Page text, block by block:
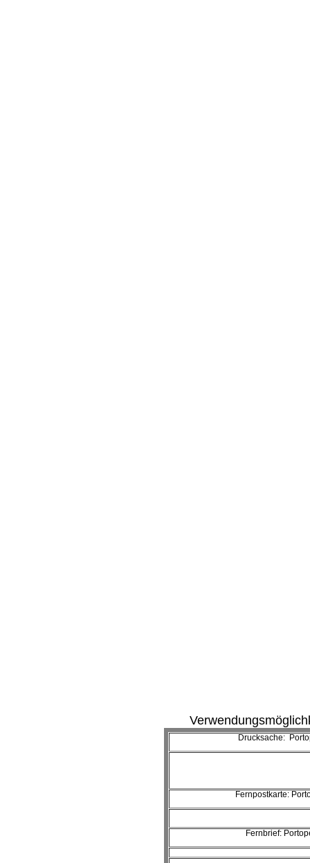
Drucksache:
Fernpostkarte:
Fernbrief: